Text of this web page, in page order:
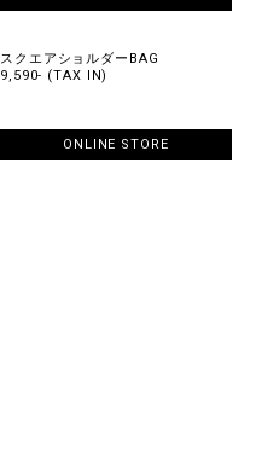
スクエアショルダーBAG
9,590- (TAX IN)
ONLINE STORE